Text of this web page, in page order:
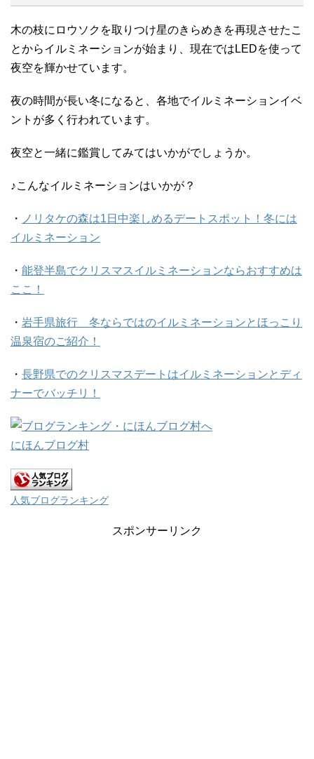
木の枝にロウソクを取りつけ星のきらめきを再現させたこ
とからイルミネーションが始まり、現在ではLEDを使って
夜空を輝かせています。
夜の時間が長い冬になると、各地でイルミネーションイベ
ントが多く行われています。
夜空と一緒に鑑賞してみてはいかがでしょうか。
♪こんなイルミネーションはいかが？
・ ノリタケの森は1日中楽しめるデートスポット！冬には
イルミネーション
・ 能登半島でクリスマスイルミネーションならおすすめは
ここ！
・ 岩手県旅行 冬ならではのイルミネーションとほっこり
温泉宿のご紹介！
・ 長野県でのクリスマスデートはイルミネーションとディ
ナーでバッチリ！
にほんブログ村
人気ブログランキング
スポンサーリンク